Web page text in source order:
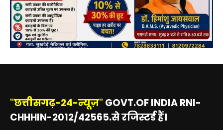
"छत्तीसगढ़-24-न्यूज़" GOVT.OF INDIA RNI-
CHHHIN-2012/42565.से रजिस्टर्ड हैं।